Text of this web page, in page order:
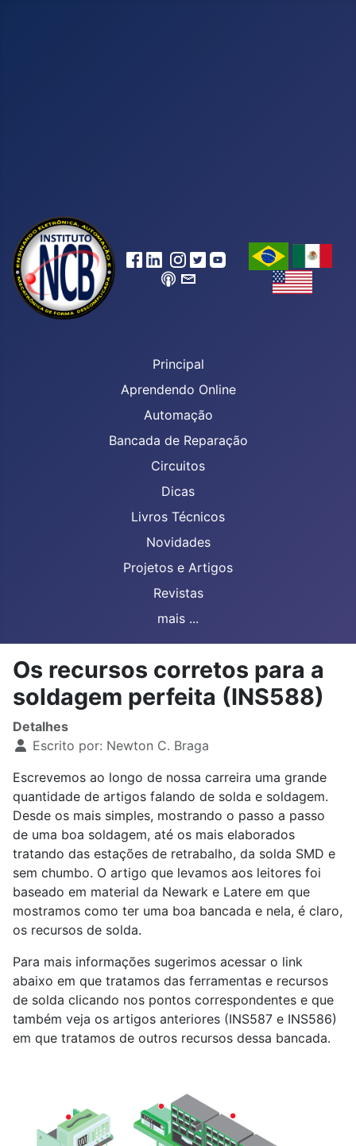
Principal
Aprendendo Online
Automação
Bancada de Reparação
Circuitos
Dicas
Livros Técnicos
Novidades
Projetos e Artigos
Revistas
mais ...
Os recursos corretos para a
soldagem perfeita (INS588)
Detalhes
Escrito por: Newton C. Braga
Escrevemos ao longo de nossa carreira uma grande
quantidade de artigos falando de solda e soldagem.
Desde os mais simples, mostrando o passo a passo
de uma boa soldagem, até os mais elaborados
tratando das estações de retrabalho, da solda SMD e
sem chumbo. O artigo que levamos aos leitores foi
baseado em material da Newark e Latere em que
mostramos como ter uma boa bancada e nela, é claro,
os recursos de solda.
Para mais informações sugerimos acessar o link
abaixo em que tratamos das ferramentas e recursos
de solda clicando nos pontos correspondentes e que
também veja os artigos anteriores (INS587 e INS586)
em que tratamos de outros recursos dessa bancada.